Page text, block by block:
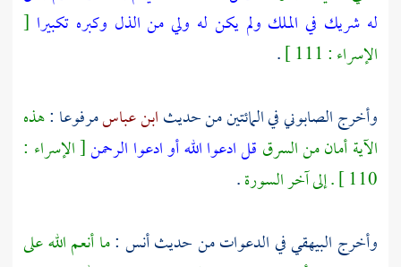
له شريك في الملك ولم يكن له ولي من الذل وكبره تكبيرا [
الإسراء : 111 ]
.
وأخرجالصابونيفي المائتين من حديثابن عباسمرفوعا :هذه
الآية أمان من السرق قل ادعوا الله أو ادعوا الرحمن[ الإسراء :
110 ] . إلى آخر السورة
.
وأخرج البيهقيفي الدعوات من حديثأنس :ما أنعم الله على